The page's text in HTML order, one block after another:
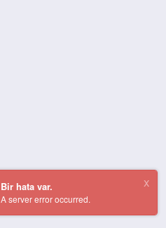
Bir hata var.
A server error occurred.